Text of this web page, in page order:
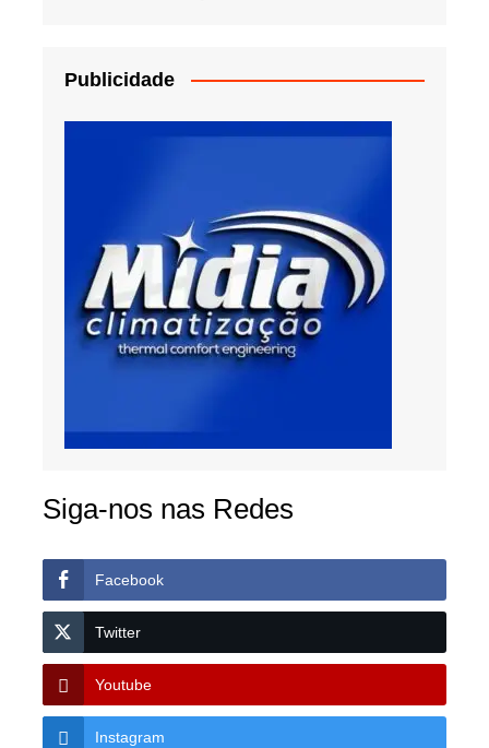
Publicidade
Siga-nos nas Redes
Facebook
Twitter
Youtube
Instagram